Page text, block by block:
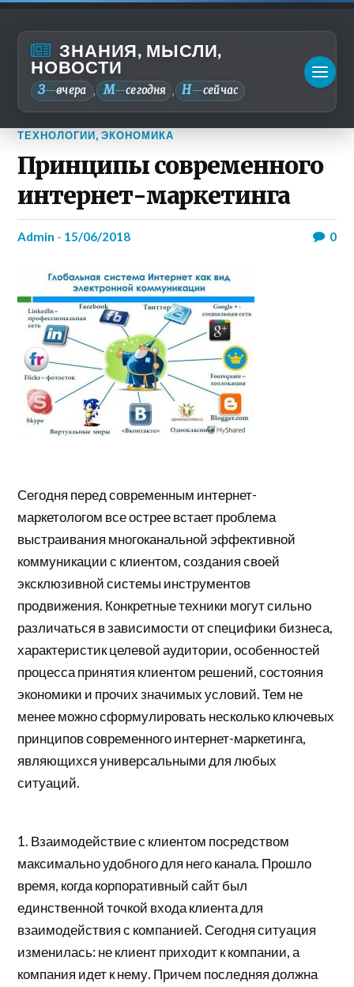
ЗНАНИЯ, МЫСЛИ,
НОВОСТИ
З—вчера , М—сегодня , Н—сейчас
ТЕХНОЛОГИИ,ЭКОНОМИКА
Принципы современного
интернет-маркетинга
admin - 15/06/2018 0
Сегодня перед современным интернет-
маркетологом все острее встает проблема
выстраивания многоканальной эффективной
коммуникации с клиентом, создания своей
эксклюзивной системы инструментов
продвижения. Конкретные техники могут сильно
различаться в зависимости от специфики бизнеса,
характеристик целевой аудитории, особенностей
процесса принятия клиентом решений, состояния
экономики и прочих значимых условий. Тем не
менее можно сформулировать несколько ключевых
принципов современного интернет-маркетинга,
являющихся универсальными для любых
ситуаций.
1. Взаимодействие с клиентом посредством
максимально удобного для него канала. Прошло
время, когда корпоративный сайт был
единственной точкой входа клиента для
взаимодействия с компанией. Сегодня ситуация
изменилась: не клиент приходит к компании, а
компания идет к нему. Причем последняя должна